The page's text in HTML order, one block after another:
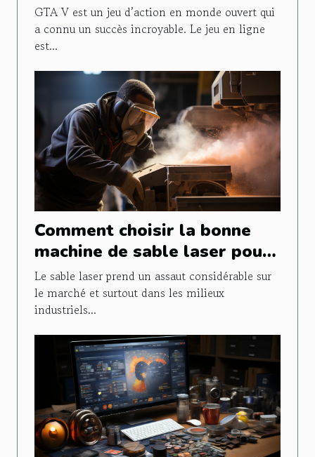
GTA V est un jeu d’action en monde ouvert qui
a connu un succès incroyable. Le jeu en ligne
est...
Comment choisir la bonne
machine de sable laser pour
vos projets ?
Le sable laser prend un assaut considérable sur
le marché et surtout dans les milieux
industriels...